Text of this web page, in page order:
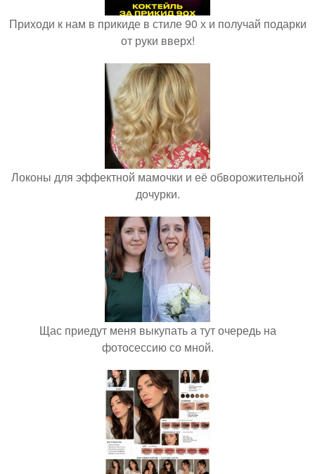
Приходи к нам в прикиде в стиле 90 х и получай подарки
от руки вверх!
Локоны для эффектной мамочки и её обворожительной
дочурки.
Щас приедут меня выкупать а тут очередь на
фотосессию со мной.